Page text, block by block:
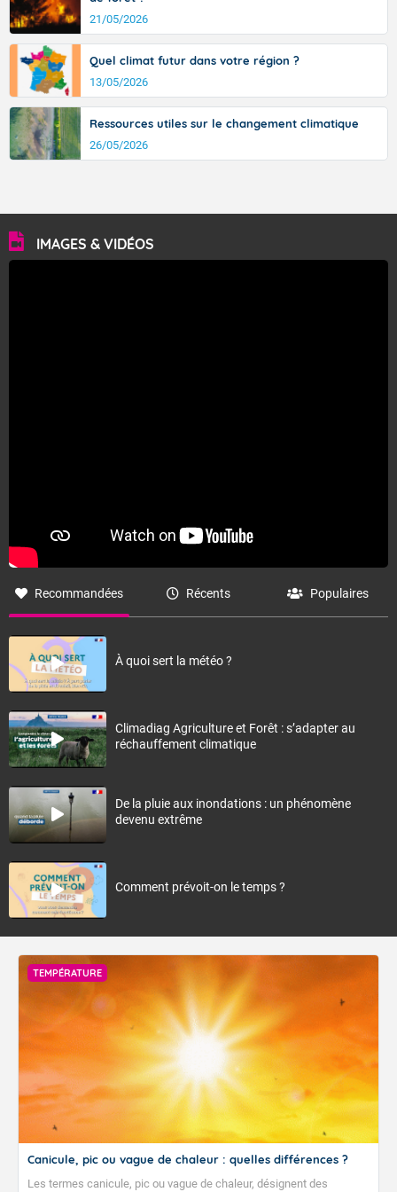
21/05/2026
Quel climat futur dans votre région ?
13/05/2026
Ressources utiles sur le changement climatique
26/05/2026
IMAGES & VIDÉOS
Recommandées Récents Populaires
À quoi sert la météo ?
Climadiag Agriculture et Forêt : s’adapter au
réchauffement climatique
De la pluie aux inondations : un phénomène
devenu extrême
Comment prévoit-on le temps ?
TEMPÉRATURE
Canicule, pic ou vague de chaleur : quelles différences ?
Les termes canicule, pic ou vague de chaleur, désignent des